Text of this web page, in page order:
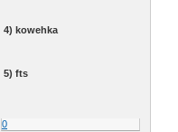
4) kowehka
5) fts
0